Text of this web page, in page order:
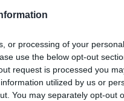
or processing of your
use the below opt-out
request is processed you
utilized by us or
You may separately opt-out
για την
Βούλας –
επιδημίας